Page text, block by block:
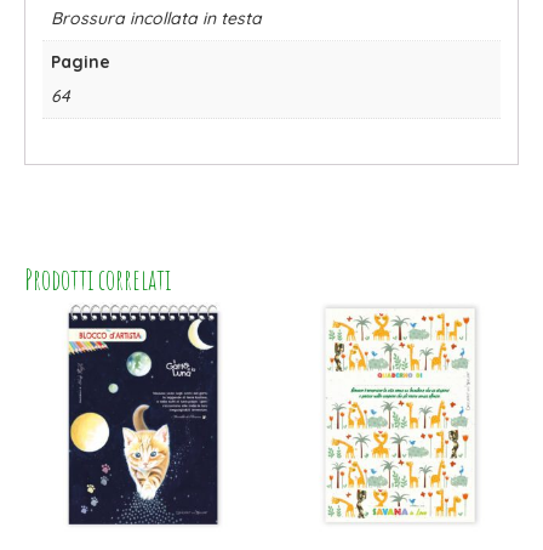
Brossura incollata in testa
Pagine
64
Prodotti correlati